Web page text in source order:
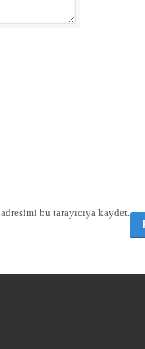
bu tarayıcıya kaydet.